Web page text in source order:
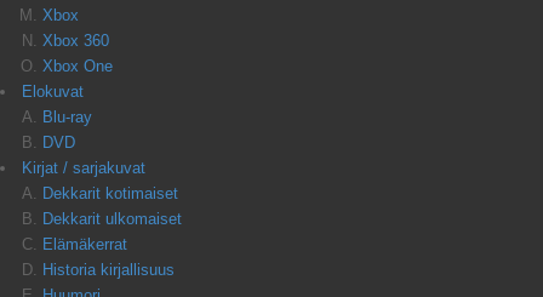
Xbox
Xbox 360
Xbox One
Elokuvat
Blu-ray
DVD
Kirjat / sarjakuvat
Dekkarit kotimaiset
Dekkarit ulkomaiset
Elämäkerrat
Historia kirjallisuus